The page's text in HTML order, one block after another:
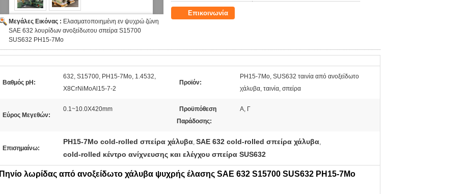
Μεγάλες Εικόνας : Ελασματοποιημένη εν ψυχρώ ζώνη
SAE 632 λουρίδων ανοξείδωτου σπείρα S15700
SUS632 PH15-7Mo
Επικοινωνία
Βαθμός pH:
632, S15700, PH15-7Mo, 1.4532,
X8CrNiMoAl15-7-2
Προϊόν:
PH15-7Mo, SUS632 ταινία από ανοξείδωτο
χάλυβα, ταινία, σπείρα
Εύρος Μεγεθών:
0.1~10.0X420mm
Προϋπόθεση
Παράδοσης:
Α, Γ
Επισημαίνω:
PH15-7Mo cold-rolled σπείρα χάλυβα, SAE 632 cold-rolled σπείρα χάλυβα,
cold-rolled κέντρο ανίχνευσης και ελέγχου σπείρα SUS632
Πηνίο λωρίδας από ανοξείδωτο χάλυβα ψυχρής έλασης SAE 632 S15700 SUS632 PH15-7Mo